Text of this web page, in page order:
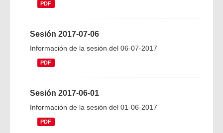
PDF
Sesión 2017-07-06
Información de la sesión del 06-07-2017
PDF
Sesión 2017-06-01
Información de la sesión del 01-06-2017
PDF